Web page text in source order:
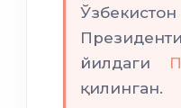
йилдаги
қилинган.